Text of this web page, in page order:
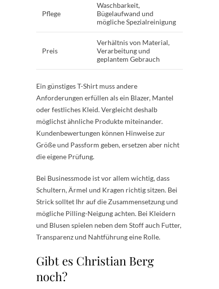
Pflege
Waschbarkeit,
Bügelaufwand und
mögliche Spezialreinigung
Preis
Verhältnis von Material,
Verarbeitung und
geplantem Gebrauch
Ein günstiges T-Shirt muss andere
Anforderungen erfüllen als ein Blazer, Mantel
oder festliches Kleid. Vergleicht deshalb
möglichst ähnliche Produkte miteinander.
Kundenbewertungen können Hinweise zur
Größe und Passform geben, ersetzen aber nicht
die eigene Prüfung.
Bei Businessmode ist vor allem wichtig, dass
Schultern, Ärmel und Kragen richtig sitzen. Bei
Strick solltet Ihr auf die Zusammensetzung und
mögliche Pilling-Neigung achten. Bei Kleidern
und Blusen spielen neben dem Stoff auch Futter,
Transparenz und Nahtführung eine Rolle.
Gibt es Christian Berg
noch?